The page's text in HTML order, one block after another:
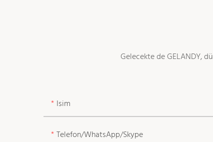
Gelecekte de GELANDY,
Isim
Telefon/WhatsApp/Skype